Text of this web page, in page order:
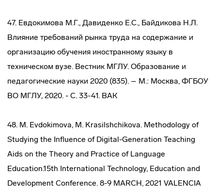
47. Евдокимова М.Г., Давиденко Е.С., Байдикова Н.Л.
Влияние требований рынка труда на содержание и
организацию обучения иностранному языку в
техническом вузе. Вестник МГЛУ. Образование и
педагогические науки 2020 (835). – М.: Москва, ФГБОУ
ВО МГЛУ, 2020. - С. 33-41. ВАК
48. M. Evdokimova, M. Krasilshchikova. Methodology of
Studying the Influence of Digital-Generation Teaching
Aids on the Theory and Practice of Language
Education.15th International Technology, Education and
Development Conference. 8-9 MARCH, 2021 VALENCIA